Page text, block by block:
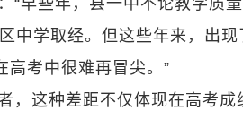
“早些年，县一中不论教学质
中学取经。但这些年来，出
高考中很难再冒尖。”
，这种差距不仅体现在高考成